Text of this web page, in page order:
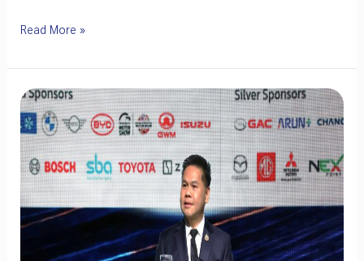
ไทย
20
แทน
อุตสาหกรรม
ไฟฟ้า
และ
อิเล็กทรอนิกส์
ศึกษา
Carbon
Neutrality
Read More »